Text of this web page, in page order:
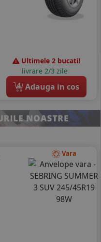
Ultimele 2 bucati!
livrare 2/3 zile
4 Adauga in cos
Vara